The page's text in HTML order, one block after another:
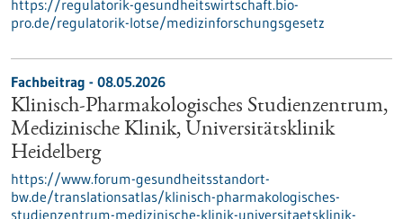
https://regulatorik-gesundheitswirtschaft.bio-
pro.de/regulatorik-lotse/medizinforschungsgesetz
Fachbeitrag - 08.05.2026
Klinisch-Pharmakologisches Studienzentrum,
Medizinische Klinik, Universitätsklinik
Heidelberg
https://www.forum-gesundheitsstandort-
bw.de/translationsatlas/klinisch-pharmakologisches-
studienzentrum-medizinische-klinik-universitaetsklinik-